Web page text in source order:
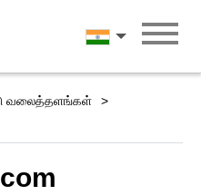
தமிழ்
வலைத்தளங்கள்